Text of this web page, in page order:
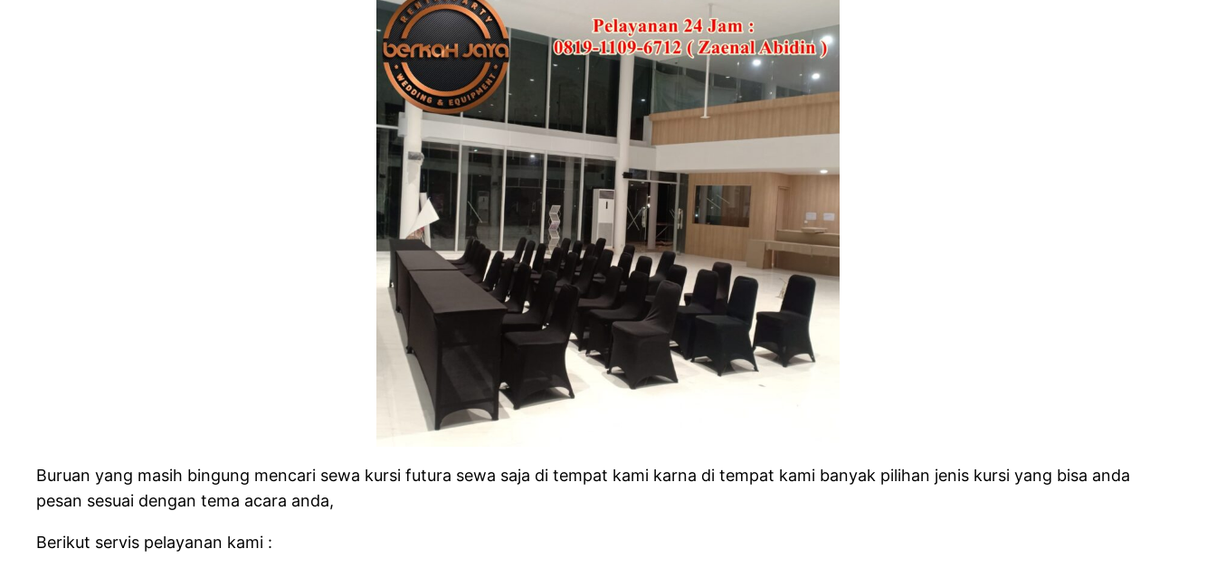
Buruan yang masih bingung mencari sewa kursi futura sewa saja di tempat kami karna di tempat kami banyak pilihan jenis kursi yang bisa anda
pesan sesuai dengan tema acara anda,
Berikut servis pelayanan kami :